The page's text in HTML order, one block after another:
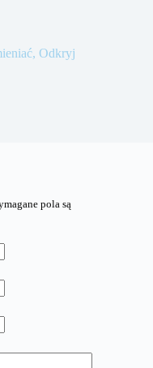
Odkryj
pola są